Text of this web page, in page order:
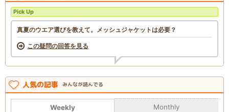
Pick Up
真夏のウエア選びを教えて。メッシュジャケットは必要？
この疑問の回答を見る
人気の記事 みんなが読んでる
Weekly Monthly